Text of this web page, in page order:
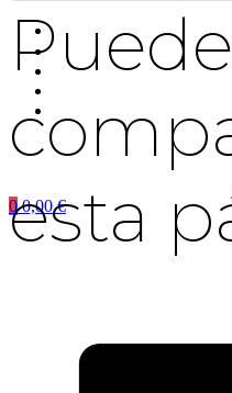
0 0,00€
esta